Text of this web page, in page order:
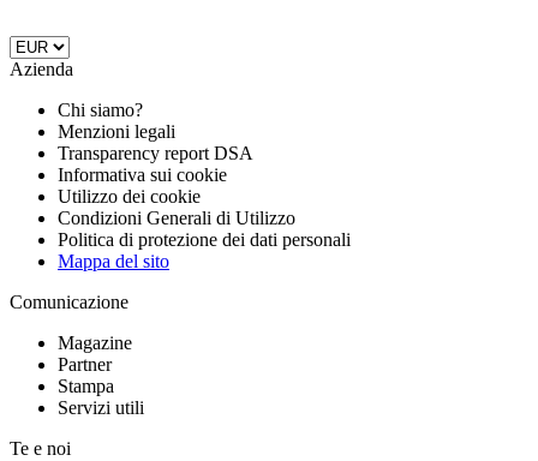
Azienda
Chi siamo?
Menzioni legali
Transparency report DSA
Informativa sui cookie
Utilizzo dei cookie
Condizioni Generali di Utilizzo
Politica di protezione dei dati personali
Mappa del sito
Comunicazione
Magazine
Partner
Stampa
Servizi utili
Te e noi